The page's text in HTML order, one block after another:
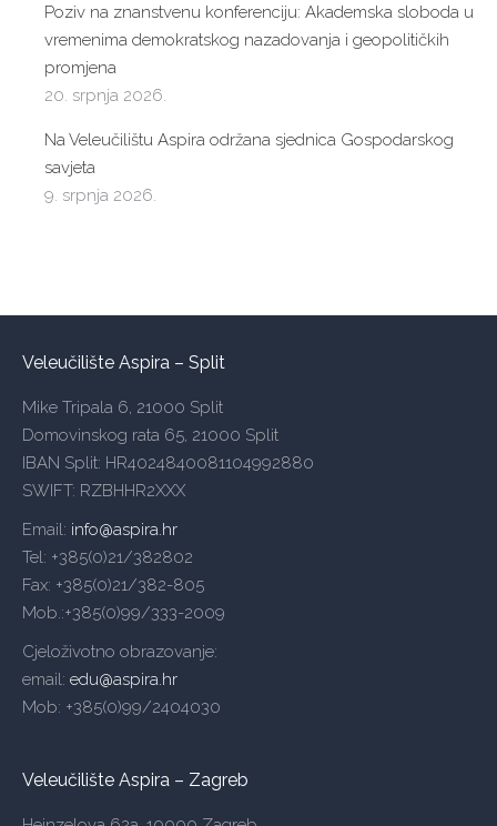
Poziv na znanstvenu konferenciju: Akademska sloboda u
vremenima demokratskog nazadovanja i geopolitičkih
promjena
20. srpnja 2026.
Na Veleučilištu Aspira održana sjednica Gospodarskog
savjeta
9. srpnja 2026.
Veleučilište Aspira – Split
Mike Tripala 6, 21000 Split
Domovinskog rata 65, 21000 Split
IBAN Split: HR4024840081104992880
SWIFT: RZBHHR2XXX
Email: info@aspira.hr
Tel: +385(0)21/382802
Fax: +385(0)21/382-805
Mob.:+385(0)99/333-2009
Cjeloživotno obrazovanje:
email: edu@aspira.hr
Mob: +385(0)99/2404030
Veleučilište Aspira – Zagreb